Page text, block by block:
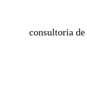
consultoria de